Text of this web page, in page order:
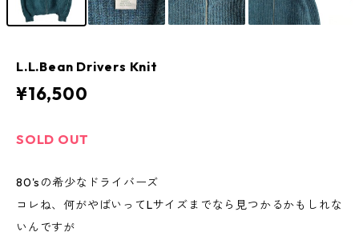
L.L.Bean Drivers Knit
¥16,500
SOLD OUT
80'sの希少なドライバーズ
コレね、何がやばいってLサイズまでなら見つかるかもしれな
いんですが